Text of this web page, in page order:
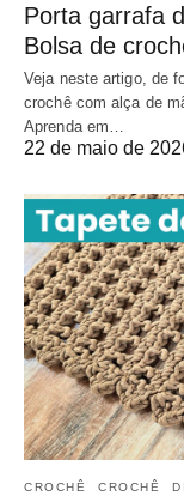
Porta garrafa
Bolsa de
Veja neste artigo, de
crochê com alça de
Aprenda em…
22 de maio de
CROCHÊ CROCHÊ